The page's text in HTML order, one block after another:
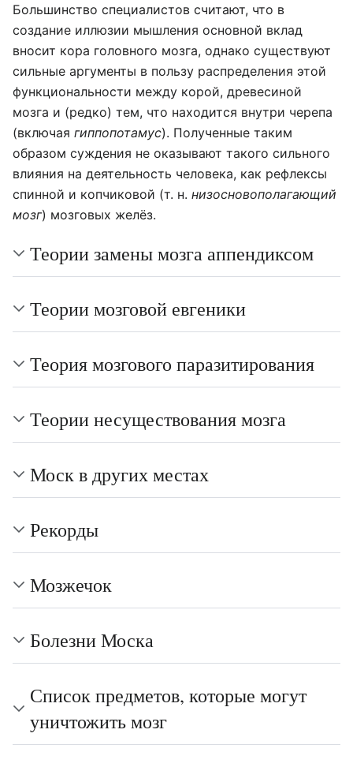
Большинство специалистов считают, что в
создание иллюзии мышления основной вклад
вносит кора головного мозга, однако существуют
сильные аргументы в пользу распределения этой
функциональности между корой, древесиной
мозга и (редко) тем, что находится внутри черепа
(включая гиппопотамус). Полученные таким
образом суждения не оказывают такого сильного
влияния на деятельность человека, как рефлексы
спинной и копчиковой (т. н. низосновополагающий
мозг) мозговых желёз.
Теории замены мозга аппендиксом
Теории мозговой евгеники
Теория мозгового паразитирования
Теории несуществования мозга
Моск в других местах
Рекорды
Мозжечок
Болезни Моска
Список предметов, которые могут
уничтожить мозг